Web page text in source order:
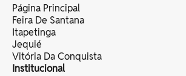
Página Principal
Feira De Santana
Itapetinga
Jequié
Vitória Da Conquista
Institucional